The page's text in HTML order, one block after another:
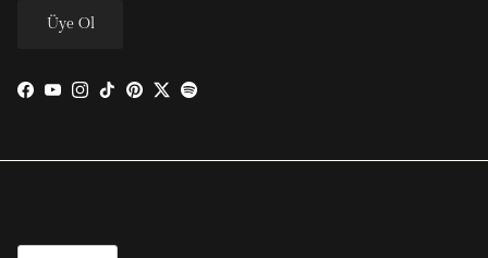
Üye Ol
Facebook
YouTube
Instagram
TikTokPinterest
TwitterSpotify